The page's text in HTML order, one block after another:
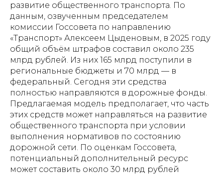
развитие общественного транспорта. По
данным, озвученным председателем
комиссии Госсовета по направлению
«Транспорт» Алексеем Цыденовым, в 2025 году
общий объём штрафов составил около 235
млрд рублей. Из них 165 млрд поступили в
региональные бюджеты и 70 млрд — в
федеральный. Сегодня эти средства
полностью направляются в дорожные фонды.
Предлагаемая модель предполагает, что часть
этих средств может направляться на развитие
общественного транспорта при условии
выполнения нормативов по состоянию
дорожной сети. По оценкам Госсовета,
потенциальный дополнительный ресурс
может составить около 30 млрд рублей